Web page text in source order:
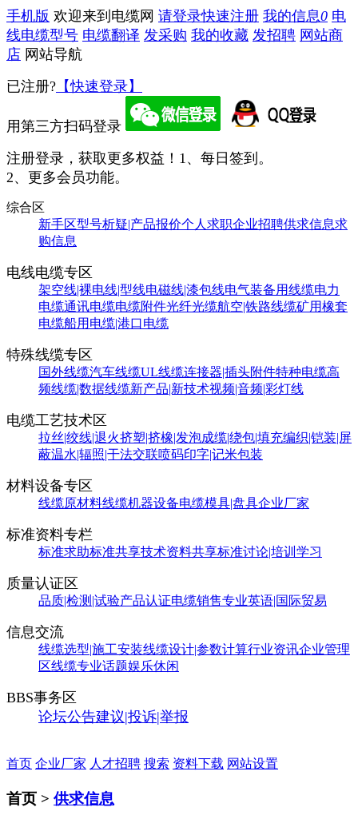
手机版 欢迎来到电缆网 请登录快速注册 我的信息0 电
线电缆型号 电缆翻译 发采购 我的收藏 发招聘 网站商
店 网站导航
已注册? 【快速登录】
用第三方扫码登录
注册登录，获取更多权益！ 1、每日签到。
2、更多会员功能。
综合区
新手区型号析疑|产品报价个人求职企业招聘供求信息求
购信息
电线电缆专区
架空线|裸电线|型线电磁线|漆包线电气装备用线缆电力
电缆通讯电缆电缆附件光纤光缆航空|铁路线缆矿用橡套
电缆船用电缆|港口电缆
特殊线缆专区
国外线缆汽车线缆UL线缆连接器|插头附件特种电缆高
频线缆|数据线缆新产品|新技术视频|音频|彩灯线
电缆工艺技术区
拉丝|绞线|退火挤塑|挤橡|发泡成缆|绕包|填充编织|铠装|屏
蔽温水|辐照|干法交联喷码印字|记米包装
材料设备专区
线缆原材料线缆机器设备电缆模具|盘具企业厂家
标准资料专栏
标准求助标准共享技术资料共享标准讨论|培训学习
质量认证区
品质|检测|试验产品认证电缆销售专业英语|国际贸易
信息交流
线缆选型|施工安装线缆设计|参数计算行业资讯企业管理
区线缆专业话题娱乐休闲
BBS事务区
论坛公告建议|投诉|举报
首页 企业厂家 人才招聘 搜索 资料下载 网站设置
首页 > 供求信息